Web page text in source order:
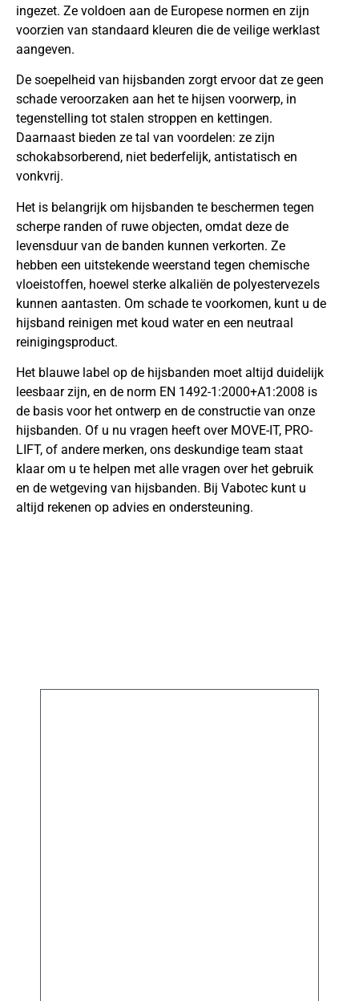
ingezet. Ze voldoen aan de Europese normen en zijn
voorzien van standaard kleuren die de veilige werklast
aangeven.
De soepelheid van hijsbanden zorgt ervoor dat ze geen
schade veroorzaken aan het te hijsen voorwerp, in
tegenstelling tot stalen stroppen en kettingen.
Daarnaast bieden ze tal van voordelen: ze zijn
schokabsorberend, niet bederfelijk, antistatisch en
vonkvrij.
Het is belangrijk om hijsbanden te beschermen tegen
scherpe randen of ruwe objecten, omdat deze de
levensduur van de banden kunnen verkorten. Ze
hebben een uitstekende weerstand tegen chemische
vloeistoffen, hoewel sterke alkaliën de polyestervezels
kunnen aantasten. Om schade te voorkomen, kunt u de
hijsband reinigen met koud water en een neutraal
reinigingsproduct.
Het blauwe label op de hijsbanden moet altijd duidelijk
leesbaar zijn, en de norm EN 1492-1:2000+A1:2008 is
de basis voor het ontwerp en de constructie van onze
hijsbanden. Of u nu vragen heeft over MOVE-IT, PRO-
LIFT, of andere merken, ons deskundige team staat
klaar om u te helpen met alle vragen over het gebruik
en de wetgeving van hijsbanden. Bij Vabotec kunt u
altijd rekenen op advies en ondersteuning.